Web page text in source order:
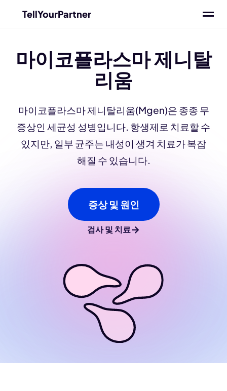
TellYourPartner
마이코플라스마 제니탈
리움
마이코플라스마 제니탈리움(Mgen)은 종종 무
증상인 세균성 성병입니다. 항생제로 치료할 수
있지만, 일부 균주는 내성이 생겨 치료가 복잡
해질 수 있습니다.
증상 및 원인
검사 및 치료→